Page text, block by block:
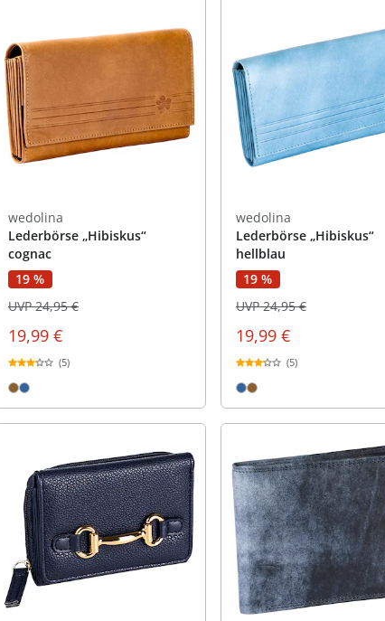
wedolina
Lederbörse „Hibiskus“
cognac
19 %
19,99 €
UVP 24,95 €
(5)
wedolina
Lederbörse „Hibiskus“
hellblau
19 %
19,99 €
UVP 24,95 €
(5)